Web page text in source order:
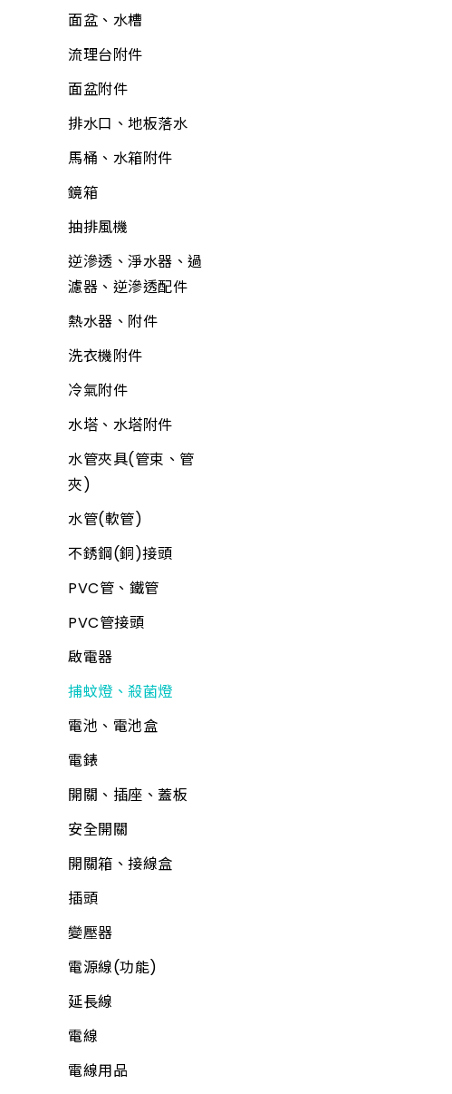
加壓機、抽水機
包裝材料
平面砂輪機、切斷
機、附件
各式剪刀
ALD延長線
油漆工具
矽利康、填縫膠
氣動工具、附件
逆滲透、淨水器、過
濾器、逆滲透附件
清掃用具
塑鋼土
鉗
電線
電鑽附件
螺絲.壁虎(膨脹螺絲)
所有商品
水盆、腳桶
置物收納
巧拼墊、地墊
清掃用具
清潔劑
芳香、除臭、除濕劑
防蟲、殺蟲劑
消毒、殺菌
居家生活
居家安全
3C用品
冷氣、電視搖控器
汽、機車用品
文具用品
包裝材料
休閒娛樂
露營用品
戶外烤肉
科學玩具
小家電
時鐘、閙鐘
雨具、海灘傘
梯
所有商品
銼刀、研磨
鐵工用品
其他手工具
工具箱、零件盒
清洗劑
吊掛用品
輪
護具
所有商品
防水漆
防壁癌、除霉
水泥砂、填縫劑
油漆工具
黏劑工具
研磨工具
牛油、潤滑油
所有商品
面盆、水槽
流理台附件
面盆附件
排水口、地板落水
馬桶、水箱附件
鏡箱
抽排風機
逆滲透、淨水器、過
濾器、逆滲透配件
熱水器、附件
洗衣機附件
冷氣附件
水塔、水塔附件
水管夾具(管束、管
夾)
水管(軟管)
不銹鋼(銅)接頭
PVC管、鐵管
PVC管接頭
啟電器
捕蚊燈、殺菌燈
電池、電池盒
電錶
開關、插座、蓋板
安全開關
開關箱、接線盒
插頭
變壓器
電源線(功能)
延長線
電線
電線用品